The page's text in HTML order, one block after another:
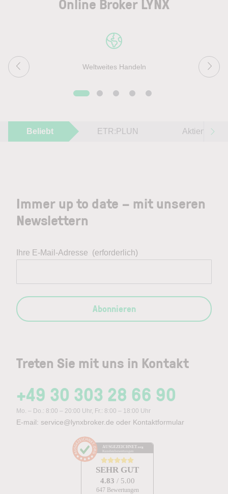
Weltweites Handeln
Beliebt ETR:PLUN Aktien im
Treten Sie mit uns in Kontakt
+49 30 303 28 66 90
Mo. – Do.: 8:00 – 20:00 Uhr, Fr.: 8:00 – 18:00 Uhr
E-mail: service@lynxbroker.de oder Kontaktformular
AUSGEZEICHNET .org
Kundenbewertungen
SEHR GUT
4.83 / 5.00
647 Bewertungen
Immer up to date – mit unseren
Newslettern
Ihre E-Mail-Adresse (erforderlich)
Abonnieren